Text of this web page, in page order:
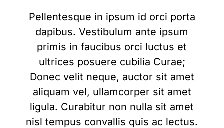
Pellentesque in ipsum id orci porta
dapibus. Vestibulum ante ipsum
primis in faucibus orci luctus et
ultrices posuere cubilia Curae;
Donec velit neque, auctor sit amet
aliquam vel, ullamcorper sit amet
ligula. Curabitur non nulla sit amet
nisl tempus convallis quis ac lectus.